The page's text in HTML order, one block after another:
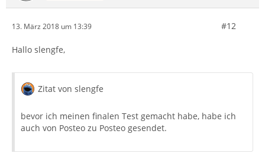
13. März 2018 um 13:39 #12
Hallo slengfe,
Zitat von slengfe
bevor ich meinen finalen Test gemacht habe, habe ich
auch von Posteo zu Posteo gesendet.